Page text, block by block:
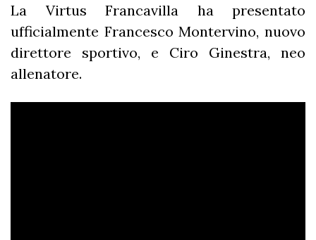
La Virtus Francavilla ha presentato
ufficialmente Francesco Montervino, nuovo
direttore sportivo, e Ciro Ginestra, neo
allenatore.